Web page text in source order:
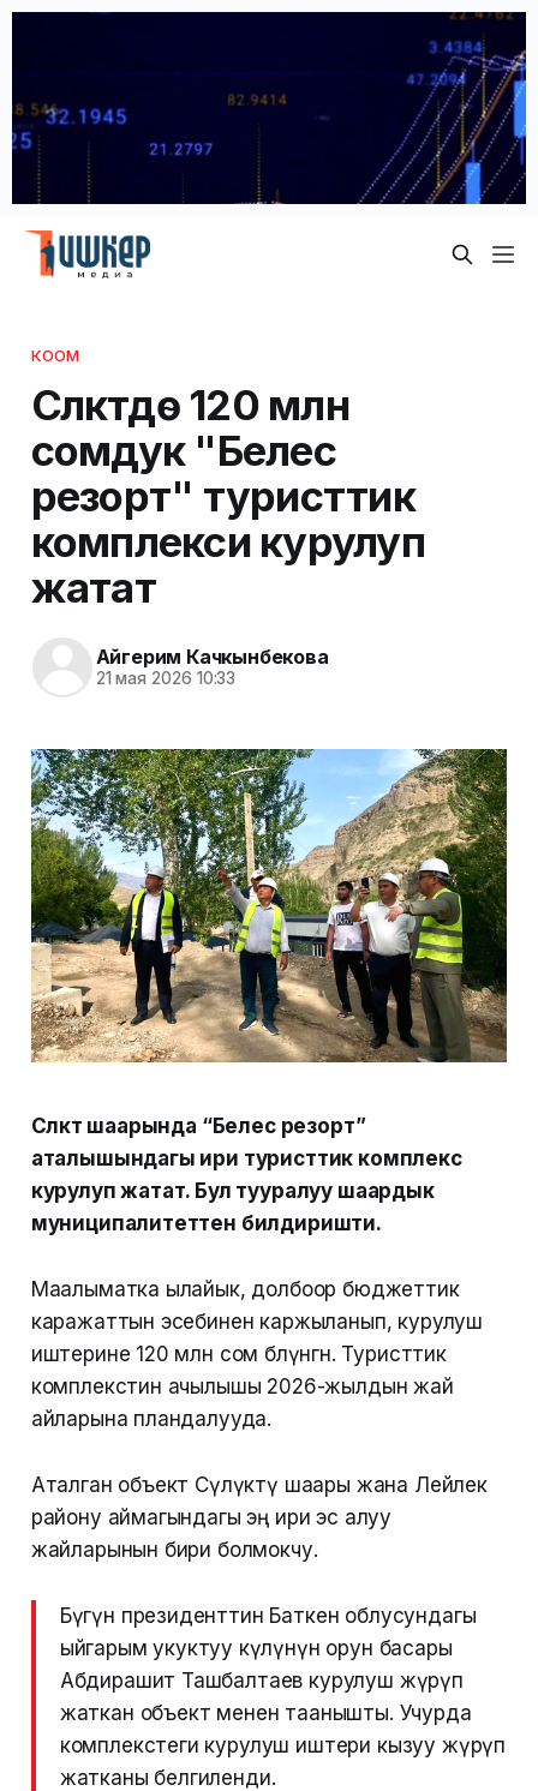
КООМ
Сүлүктүдө 120 млн
сомдук "Белес
резорт" туристтик
комплекси курулуп
жатат
Айгерим Качкынбекова
21 мая 2026 10:33
Сүлүктү шаарында “Белес резорт”
аталышындагы ири туристтик комплекс
курулуп жатат. Бул тууралуу шаардык
муниципалитеттен билдиришти.
Маалыматка ылайык, долбоор бюджеттик
каражаттын эсебинен каржыланып, курулуш
иштерине 120 млн сом бөлүнгөн. Туристтик
комплекстин ачылышы 2026-жылдын жай
айларына пландалууда.
Аталган объект Сүлүктү шаары жана Лейлек
району аймагындагы эң ири эс алуу
жайларынын бири болмокчу.
Бүгүн президенттин Баткен облусундагы
ыйгарым укуктуу өкүлүнүн орун басары
Абдирашит Ташбалтаев курулуш жүрүп
жаткан объект менен таанышты. Учурда
комплекстеги курулуш иштери кызуу жүрүп
жатканы белгиленди.